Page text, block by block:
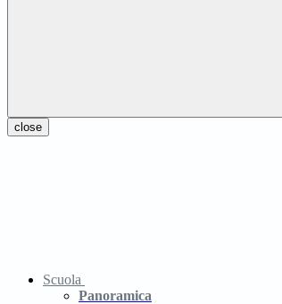
close
Scuola
Panoramica